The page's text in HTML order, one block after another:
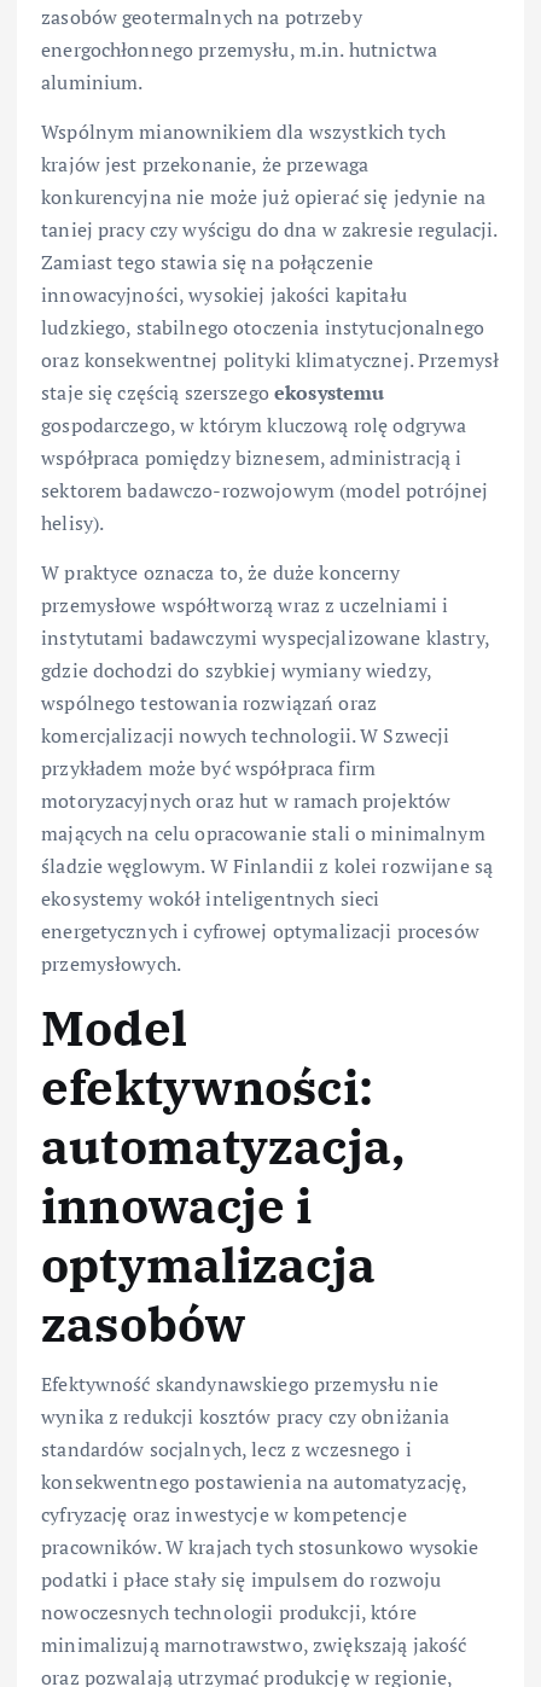
zasobów geotermalnych na potrzeby
energochłonnego przemysłu, m.in. hutnictwa
aluminium.
Wspólnym mianownikiem dla wszystkich tych
krajów jest przekonanie, że przewaga
konkurencyjna nie może już opierać się jedynie na
taniej pracy czy wyścigu do dna w zakresie regulacji.
Zamiast tego stawia się na połączenie
innowacyjności, wysokiej jakości kapitału
ludzkiego, stabilnego otoczenia instytucjonalnego
oraz konsekwentnej polityki klimatycznej. Przemysł
staje się częścią szerszegoekosystemu
gospodarczego, w którym kluczową rolę odgrywa
współpraca pomiędzy biznesem, administracją i
sektorem badawczo-rozwojowym (model potrójnej
helisy).
W praktyce oznacza to, że duże koncerny
przemysłowe współtworzą wraz z uczelniami i
instytutami badawczymi wyspecjalizowane klastry,
gdzie dochodzi do szybkiej wymiany wiedzy,
wspólnego testowania rozwiązań oraz
komercjalizacji nowych technologii. W Szwecji
przykładem może być współpraca firm
motoryzacyjnych oraz hut w ramach projektów
mających na celu opracowanie stali o minimalnym
śladzie węglowym. W Finlandii z kolei rozwijane są
ekosystemy wokół inteligentnych sieci
energetycznych i cyfrowej optymalizacji procesów
przemysłowych.
Model
efektywności:
automatyzacja,
innowacje i
optymalizacja
zasobów
Efektywność skandynawskiego przemysłu nie
wynika z redukcji kosztów pracy czy obniżania
standardów socjalnych, lecz z wczesnego i
konsekwentnego postawienia na automatyzację,
cyfryzację oraz inwestycje w kompetencje
pracowników. W krajach tych stosunkowo wysokie
podatki i płace stały się impulsem do rozwoju
nowoczesnych technologii produkcji, które
minimalizują marnotrawstwo, zwiększają jakość
oraz pozwalają utrzymać produkcję w regionie,